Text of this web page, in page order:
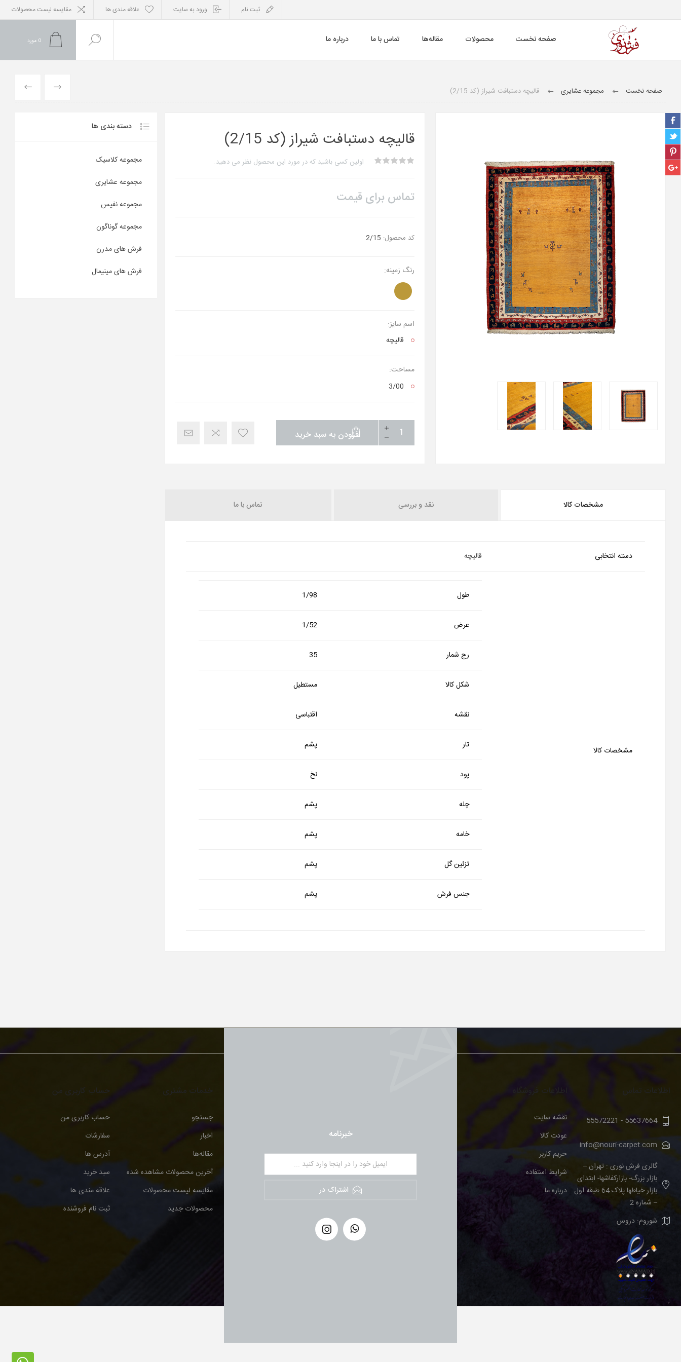
ثبت نام ورود به سایت علاقه مندی ها مقایسه لیست محصولات
صفحه نخست محصولات مقاله‌ها تماس با ما درباره ما 0 مورد
صفحه نخست مجموعه عشایری قالیچه دستبافت شیراز (کد 2/15)
قالیچه دستبافت شیراز (کد 2/15)
اولین کسی باشید که در مورد این محصول نظر می دهید.
تماس برای قیمت
کد محصول: 2/15
رنگ زمینه:
اسم سایز:
قالیچه
مساحت:
3/00
افزودن به سبد خرید
مشخصات کالا نقد و بررسی تماس با ما
دسته انتخابی قالیچه
مشخصات کالا
طول 1/98
عرض 1/52
رج شمار 35
شکل کالا مستطیل
نقشه اقتباسی
تار پشم
پود نخ
چله پشم
خامه پشم
تزئین گل پشم
جنس فرش پشم
دسته بندی ها
مجموعه کلاسیک
مجموعه عشایری
مجموعه نفیس
مجموعه گوناگون
فرش های مدرن
فرش های مینیمال
خبرنامه
اشتراک در
اطلاعات تماس
55637664
-
55572221
info@nouri-carpet.com
گالری فرش نوری : تهران –
بازار بزرگ- بازارکفاشها- ابتدای
بازار خیاطها پلاک 64 طبقه اول
– شماره 2
شوروم: دروس
;
اطلاعات فروشگاه
نقشه سایت
عودت کالا
حریم کاربر
شرایط استفاده
درباره ما
خدمات مشتری
جستجو
اخبار
مقاله‌ها
آخرین محصولات مشاهده شده
مقایسه لیست محصولات
محصولات جدید
حساب کاربری من
حساب کاربری من
سفارشات
آدرس ها
سبد خرید
علاقه مندی ها
ثبت نام فروشنده